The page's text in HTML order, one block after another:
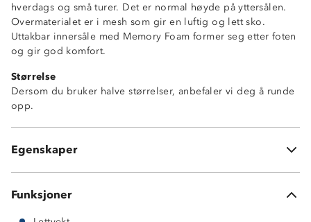
hverdags og små turer. Det er normal høyde på yttersålen.
Overmaterialet er i mesh som gir en luftig og lett sko.
Uttakbar innersåle med Memory Foam former seg etter foten
og gir god komfort.
Størrelse
Dersom du bruker halve størrelser, anbefaler vi deg å runde
opp.
Egenskaper
Uttakbar Memory Foam-innersåle
Funksjoner